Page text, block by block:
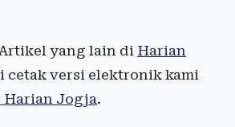
yang lain di Harian
cetak versi elektronik kami
Harian Jogja.